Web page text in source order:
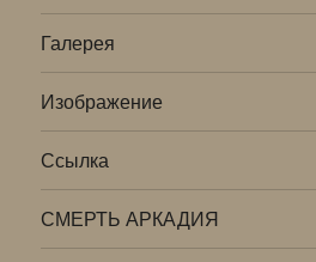
Галерея
Изображение
Ссылка
СМЕРТЬ АРКАДИЯ